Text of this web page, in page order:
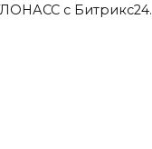
с Битрикс24.